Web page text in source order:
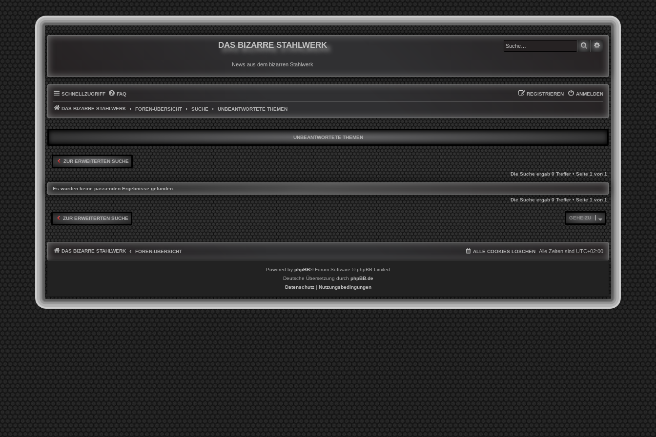
DAS BIZARRE STAHLWERK
News aus dem bizarren Stahlwerk
SUCHE
SCHNELLZUGRIFF FAQ ANMELDEN
REGISTRIEREN
DAS BIZARRE STAHLWERK FOREN-ÜBERSICHT SUCHE UNBEANTWORTETE THEMEN
UNBEANTWORTETE THEMEN
ZUR ERWEITERTEN SUCHE
Die Suche ergab 0 Treffer • Seite1 von1
Es wurden keine passenden Ergebnisse gefunden.
Die Suche ergab 0 Treffer • Seite1von1
ZUR ERWEITERTEN SUCHE GEHE ZU
DAS BIZARRE STAHLWERK FOREN-ÜBERSICHT Alle Zeiten sind UTC+02:00
ALLE COOKIES LÖSCHEN
Powered by phpBB® Forum Software © phpBB Limited
Deutsche Übersetzung durch phpBB.de
Datenschutz| Nutzungsbedingungen